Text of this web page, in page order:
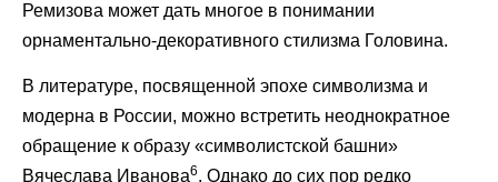
Ремизова может дать многое в понимании
орнаментально-декоративного стилизма Головина.
В литературе, посвященной эпохе символизма и
модерна в России, можно встретить неоднократное
обращение к образу «символистской башни»
Вячеслава Иванова6. Однако до сих пор редко